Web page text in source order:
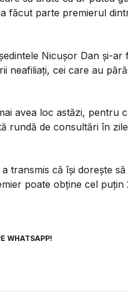
făcut parte premierul
Nicușor Dan și-ar
neafiliați, cei care au
avea loc astăzi, pentru
rundă de consultări în
transmis că își dorește
poate obține cel puțin
WHATSAPP!